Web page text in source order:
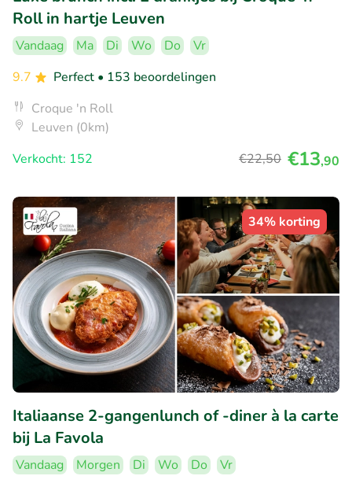
Roll in hartje Leuven
Vandaag Ma Di Wo Do
Vr
9.7
Perfect • 153 beoordelingen
Croque 'n Roll
Leuven (0km)
Verkocht: 152
€22,50 €13,90
34% korting
Italiaanse 2-gangenlunch of -diner à la carte
bij La Favola
Vandaag Morgen Di Wo Do
Vr